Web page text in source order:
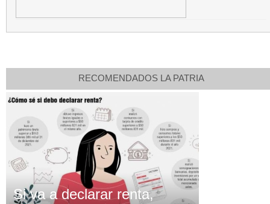
RECOMENDADOS LA PATRIA
Si va a declarar renta,